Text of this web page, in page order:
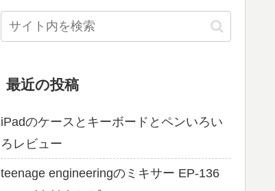
最近の投稿
iPadのケースとキーボードとペンいろい
ろレビュー
teenage engineeringのミキサー EP-136